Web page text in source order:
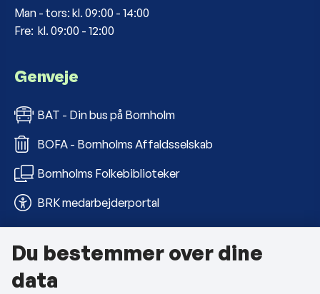
Man - tors: kl. 09:00 - 14:00
Fre: kl. 09:00 - 12:00
Genveje
BAT - Din bus på Bornholm
BOFA - Bornholms Affaldsselskab
Bornholms Folkebiblioteker
BRK medarbejderportal
Om kommunen
Kontakt os
Du bestemmer over dine
data